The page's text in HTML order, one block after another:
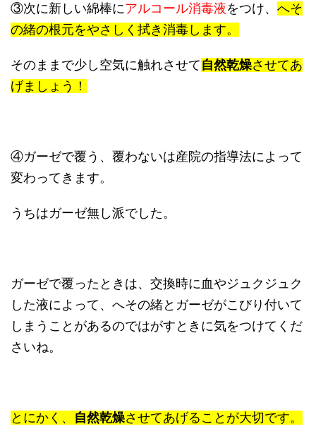
③次に新しい綿棒にアルコール消毒液をつけ、 へそ
の緒の根元をやさしく拭き消毒します。
そのままで少し空気に触れさせて 自然乾燥させてあ
げましょう！
④ガーゼで覆う、覆わないは産院の指導法によって
変わってきます。
うちはガーゼ無し派でした。
ガーゼで覆ったときは、交換時に血やジュクジュク
した液によって、へその緒とガーゼがこびり付いて
しまうことがあるのではがすときに気をつけてくだ
さいね。
とにかく、 自然乾燥させてあげることが大切です。